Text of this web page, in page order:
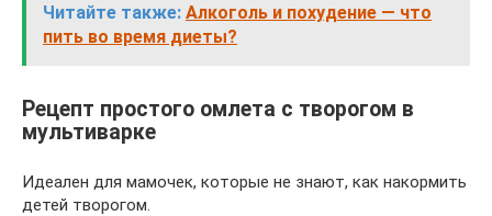
Читайте также: Алкоголь и похудение — что
пить во время диеты?
Рецепт простого омлета с творогом в
мультиварке
Идеален для мамочек, которые не знают, как накормить
детей творогом.